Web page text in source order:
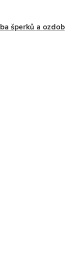
šperků a ozdob